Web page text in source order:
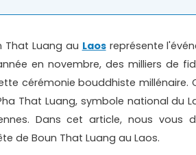
That Luang au Laosreprésente
en novembre, des milliers de
cérémonie bouddhiste
That Luang, symbole national du
Dans cet article, nous
de Boun That Luang au Laos.